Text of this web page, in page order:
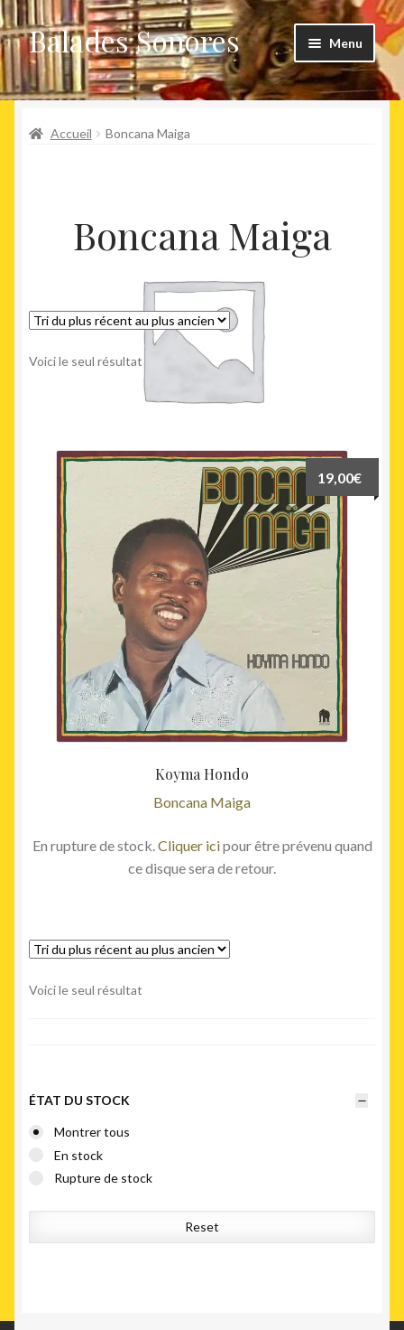
Aller
à
la
navigation
Aller
au
contenu
Balades Sonores Menu
Boutique
Nouveaux arrivages
Agenda
Accueil Boncana Maiga
Boncana Maiga
Voici le seul résultat
Koyma Hondo
Boncana Maiga
19,00€
En rupture de stock. Cliquer icipour être prévenu quand
ce disque sera de retour.
Voici le seul résultat
ÉTAT DU STOCK
Montrer tous
En stock
Rupture de stock
Reset